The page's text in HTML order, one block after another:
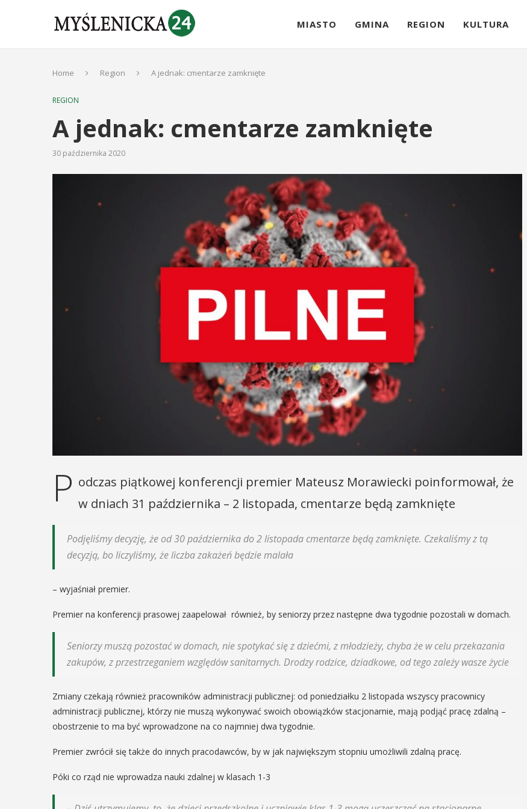
MIASTO GMINA REGION KULTURA
Home Region A jednak: cmentarze zamknięte
REGION
A jednak: cmentarze zamknięte
30 października 2020
P odczas piątkowej konferencji premier Mateusz Morawiecki poinformował, że
w dniach 31 października – 2 listopada, cmentarze będą zamknięte
Podjęliśmy decyzję, że od 30 października do 2 listopada cmentarze będą zamknięte. Czekaliśmy z tą
decyzją, bo liczyliśmy, że liczba zakażeń będzie malała
– wyjaśniał premier.
Premier na konferencji prasowej zaapelował również, by seniorzy przez następne dwa tygodnie pozostali w domach.
Seniorzy muszą pozostać w domach, nie spotykać się z dziećmi, z młodzieży, chyba że w celu przekazania
zakupów, z przestrzeganiem względów sanitarnych. Drodzy rodzice, dziadkowe, od tego zależy wasze życie
Zmiany czekają również pracowników administracji publicznej: od poniedziałku 2 listopada wszyscy pracownicy
administracji publicznej, którzy nie muszą wykonywać swoich obowiązków stacjonarnie, mają podjąć pracę zdalną –
obostrzenie to ma być wprowadzone na co najmniej dwa tygodnie.
Premier zwrócił się także do innych pracodawców, by w jak największym stopniu umożliwili zdalną pracę.
Póki co rząd nie wprowadza nauki zdalnej w klasach 1-3